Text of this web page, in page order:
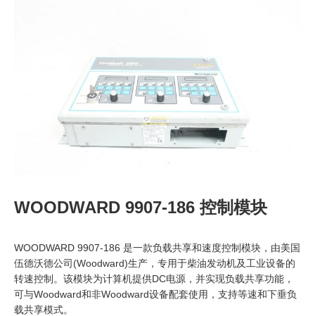
WOODWARD 9907-186 控制模块
WOODWARD 9907-186 是一款负载共享和速度控制模块，由美国
伍德沃德公司(Woodward)生产，专用于柴油发动机及工业设备的
转速控制。该模块为计算机提供DC电源，并实现负载共享功能，
可与Woodward和非Woodward设备配套使用，支持等速和下垂负
载共享模式。